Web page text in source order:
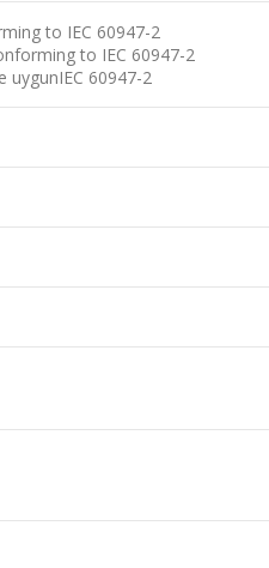
to IEC 60947-2
to IEC 60947-2
uygunIEC 60947-2